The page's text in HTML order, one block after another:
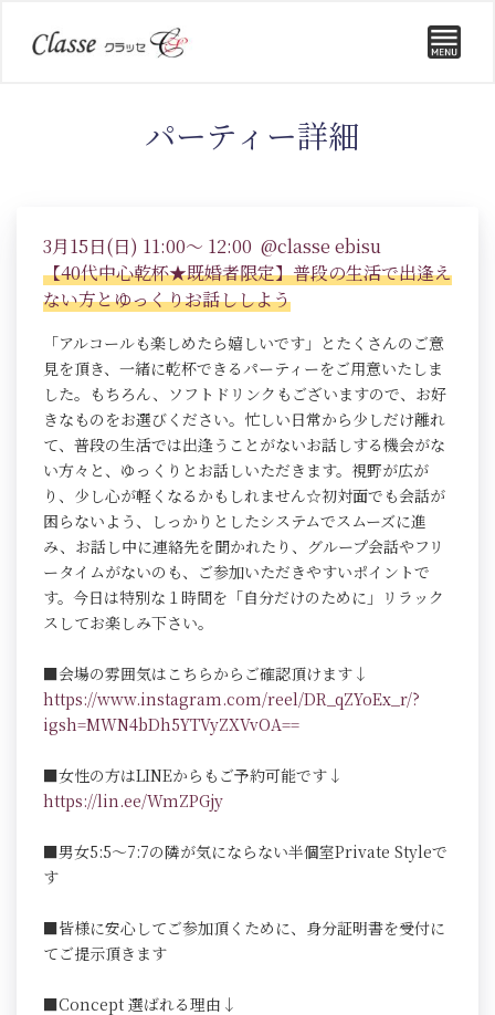
パーティー詳細
3月15日(日) 11:00～ 12:00 @classe ebisu
【40代中心乾杯★既婚者限定】普段の生活で出逢え
ない方とゆっくりお話ししよう
「アルコールも楽しめたら嬉しいです」とたくさんのご意
見を頂き、一緒に乾杯できるパーティーをご用意いたしま
した。もちろん、ソフトドリンクもございますので、お好
きなものをお選びください。忙しい日常から少しだけ離れ
て、普段の生活では出逢うことがないお話しする機会がな
い方々と、ゆっくりとお話しいただきます。視野が広が
り、少し心が軽くなるかもしれません☆初対面でも会話が
困らないよう、しっかりとしたシステムでスムーズに進
み、お話し中に連絡先を聞かれたり、グループ会話やフリ
ータイムがないのも、ご参加いただきやすいポイントで
す。今日は特別な１時間を「自分だけのために」リラック
スしてお楽しみ下さい。
■会場の雰囲気はこちらからご確認頂けます↓
https://www.instagram.com/reel/DR_qZYoEx_r/?
igsh=MWN4bDh5YTVyZXVvOA==
■女性の方はLINEからもご予約可能です↓
https://lin.ee/WmZPGjy
■男女5:5～7:7の隣が気にならない半個室Private Styleで
す
■皆様に安心してご参加頂くために、身分証明書を受付に
てご提示頂きます
■Concept 選ばれる理由↓